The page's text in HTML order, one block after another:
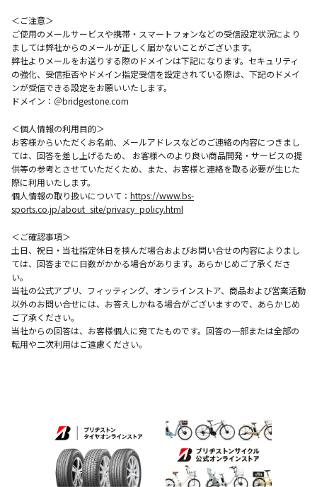
＜ご注意＞
ご使用のメールサービスや携帯・スマートフォンなどの受信設定状況により
ましては弊社からのメールが正しく届かないことがございます。
弊社よりメールをお送りする際のドメインは下記になります。セキュリティ
の強化、受信拒否やドメイン指定受信を設定されている際は、下記のドメイ
ンが受信できる設定をお願いいたします。
ドメイン：＠bridgestone.com
＜個人情報の利用目的＞
お客様からいただくお名前、メールアドレスなどのご連絡の内容につきまし
ては、回答を差し上げるため、 お客様へのより良い商品開発・サービスの提
供等の参考とさせていただくため、また、お客様と連絡を取る必要が生じた
際に利用いたします。
個人情報の取り扱いについて： https://www.bs-
sports.co.jp/about_site/privacy_policy.html
＜ご確認事項＞
土日、祝日・当社指定休日を挟んだ場合およびお問い合せの内容によりまし
ては、回答までに日数がかかる場合があります。あらかじめご了承くださ
い。
当社の公式アプリ、フィッティング、オンラインストア、商品および営業活動
以外のお問い合せには、お答えしかねる場合がございますので、あらかじめ
ご了承ください。
当社からの回答は、お客様個人に宛てたものです。回答の一部または全部の
転用や二次利用はご遠慮ください。